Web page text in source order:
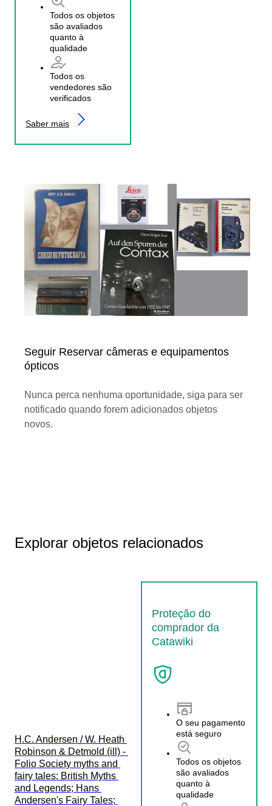
Todos os objetos
são avaliados
quanto à
qualidade
Todos os
vendedores são
verificados
Saber mais
Seguir Reservar câmeras e equipamentos
ópticos
Nunca perca nenhuma oportunidade, siga para ser
notificado quando forem adicionados objetos
novos.
Explorar objetos relacionados
Proteção do
comprador da
Catawiki
O seu pagamento
está seguro
Todos os objetos
são avaliados
quanto à
qualidade
H.C. Andersen / W. Heath
Robinson & Detmold (ill) -
Folio Society myths and
fairy tales: British Myths
and Legends; Hans
Andersen's Fairy Tales;